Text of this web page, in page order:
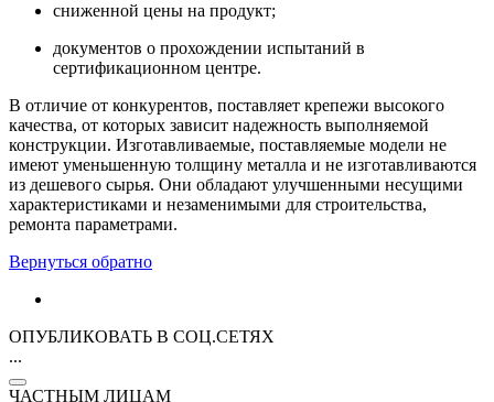
сниженной цены на продукт;
документов о прохождении испытаний в
сертификационном центре.
В отличие от конкурентов, поставляет крепежи высокого
качества, от которых зависит надежность выполняемой
конструкции. Изготавливаемые, поставляемые модели не
имеют уменьшенную толщину металла и не изготавливаются
из дешевого сырья. Они обладают улучшенными несущими
характеристиками и незаменимыми для строительства,
ремонта параметрами.
Вернуться обратно
ОПУБЛИКОВАТЬ В СОЦ.СЕТЯХ
...
ЧАСТНЫМ ЛИЦАМ